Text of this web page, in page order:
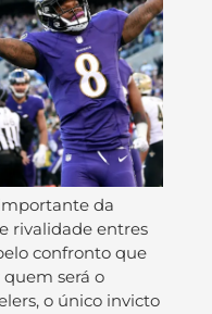
da
rivalidade entres
confronto que
quem será o
o único invicto